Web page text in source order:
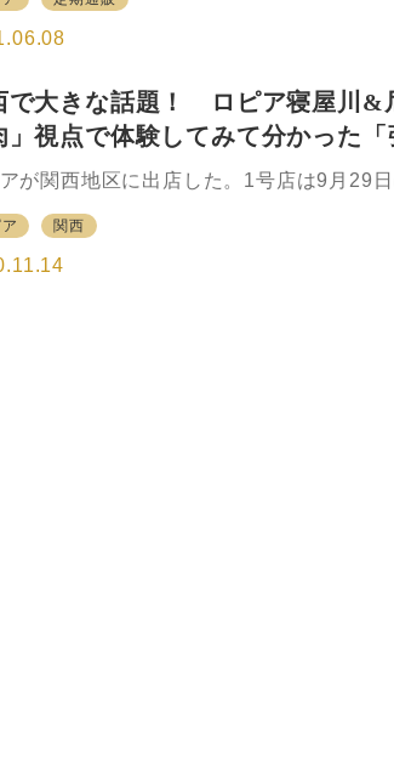
…
庭で気軽に外食気分を味わいたい家族に
立提案する定期通販「にくのたより」ブ
プン。開店記念として8月31日まで初回
フのキャンペーンを実施する。 牛肉に
社として、コロナ禍での巣ごもり需要に応
、定期便であるところもポイントだ。 毎月
（熟成和牛、黒毛和牛、国産牛）に応じ
の精肉（2～4部位、1kg)とオリジナル調
。 …
で大きな話題！ ロピア寝屋川&
」視点で体験してみて分かった「
端が関西地区に出店した。1号店は9月29
号店をオープンした。さらに11月24日に
に3号店をオープンさせる予定だ。10月
関西